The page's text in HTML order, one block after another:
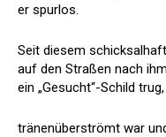
er spurlos.
Seit diesem
auf den Straßen nach
ein „Gesucht“-Schild trug,
tränenüberströmt war